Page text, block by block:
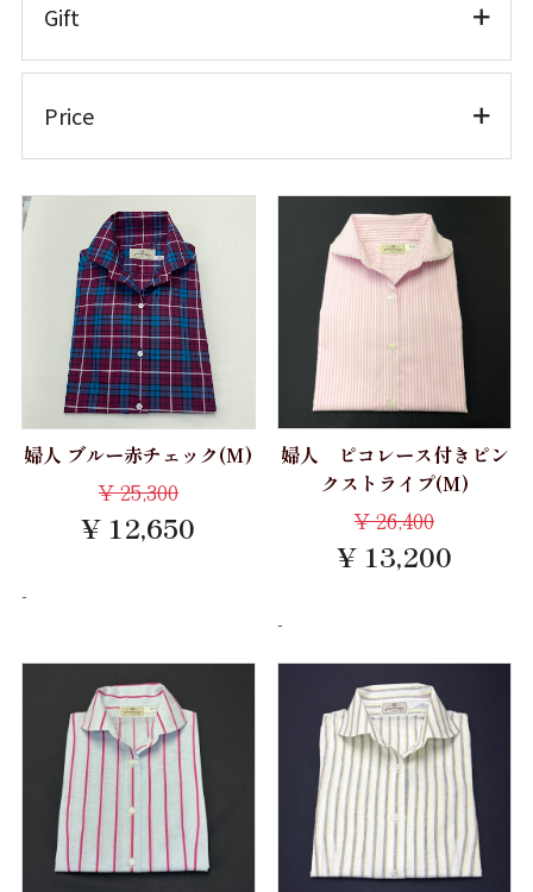
ワイシャツ長袖
カジュアルシャツ 長袖
カジュアルシャツ 半袖
婦人シャツ M
婦人シャツ L
婦人シャツLL
パジャマ 紳士 M
パジャマ 紳士 L
パジャマ 紳士 LL
パジャマ 婦人 M
パジャマ 婦人 L
Brand
TEXTIBER
RATTI
Weba
Getzner Textil AG
クレリック
カラードシャツ
カジュアルシャツ
半袖
七分袖
LLサイズ
婦人シャツ
七分袖
パジャマ
紳士用 パジャマ
婦人用 パジャマ
トランクス
ワイシャツ半袖
ワイシャツ長袖
カジュアルシャツ 長袖
カジュアルシャツ 半袖
カジュアルシャツ 七分袖
RATTI
ATELIER ROMENTINO
Brand
Getzner Textil AG
Stormtex
Honegger
GIZA45
ANTEKS
FILTEX
Ferno
MONTI
CARLO RIVA
David&John Anderson
ALUMO
TESTA
Gift
Price
10,001円～20,000円
20,001円～30,000円
30,001円～40,000円
40,001円～50,000円
50,001円～
婦人 ブルー赤チェック(M)
¥25,300
¥ 12,650
-
婦人 ピコレース付きピン
クストライプ(M)
¥26,400
¥ 13,200
-